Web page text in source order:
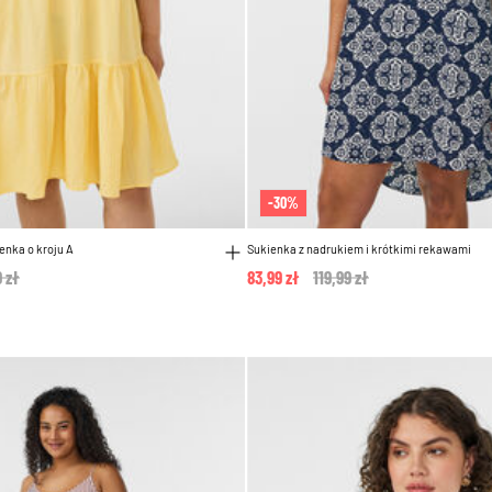
o kroju A
from
zł
-30%
Sukienka z nadrukiem i krótkimi rekawami
Price reduced from
119,99 zł
83,99 zł